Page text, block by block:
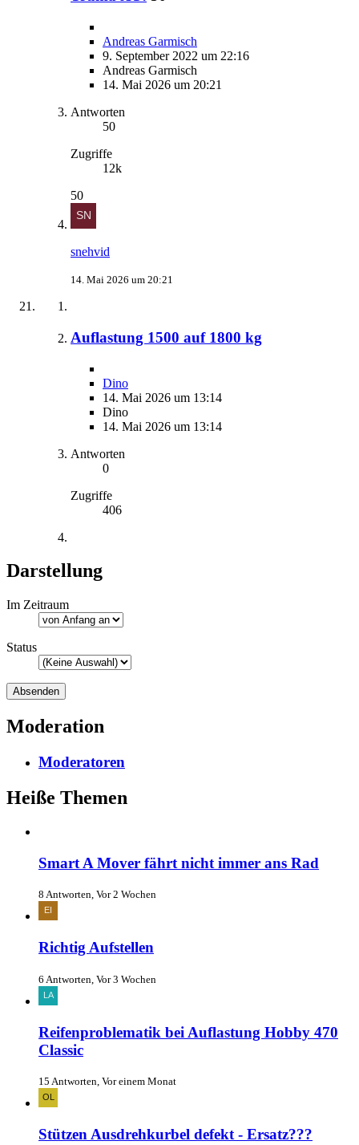
Andreas Garmisch
9. September 2022 um 22:16
Andreas Garmisch
14. Mai 2026 um 20:21
Antworten
50
Zugriffe
12k
50
snehvid
14. Mai 2026 um 20:21
Auflastung 1500 auf 1800 kg
Dino
14. Mai 2026 um 13:14
Dino
14. Mai 2026 um 13:14
Antworten
0
Zugriffe
406
Darstellung
Im Zeitraum
Status
Moderation
Moderatoren
Heiße Themen
Smart A Mover fährt nicht immer ans Rad
8 Antworten, Vor 2 Wochen
Richtig Aufstellen
6 Antworten, Vor 3 Wochen
Reifenproblematik bei Auflastung Hobby 470
Classic
15 Antworten, Vor einem Monat
Stützen Ausdrehkurbel defekt - Ersatz???